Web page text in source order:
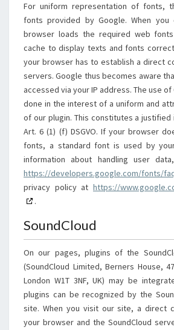
For uniform representation of fonts,
fonts provided by Google. When
browser loads the required web
cache to display texts and fonts
your browser has to establish a direct
servers. Google thus becomes aware
accessed via your IP address. The use
done in the interest of a uniform and
of our plugin. This constitutes a
Art. 6 (1) (f) DSGVO. If your browser
fonts, a standard font is used by
information about handling user
https://developers.google.com/fonts/
privacy policy at https://
.
SoundCloud
On our pages, plugins of the
(SoundCloud Limited, Berners House,
London W1T 3NF, UK) may be
plugins can be recognized by the
site. When you visit our site, a direct
your browser and the SoundCloud